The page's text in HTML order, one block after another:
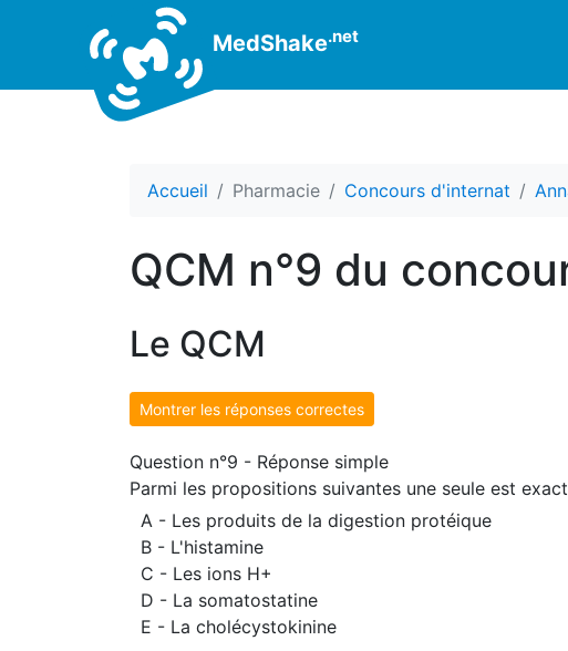
MedShake.net
Accueil Pharmacie Concours d'internat
QCM n°9 du
Le QCM
Montrer les réponses correctes
Question n°9 - Réponse simple
Parmi les propositions suivantes une seule est
A - Les produits de la digestion protéique
B - L'histamine
C - Les ions H+
D - La somatostatine
E - La cholécystokinine